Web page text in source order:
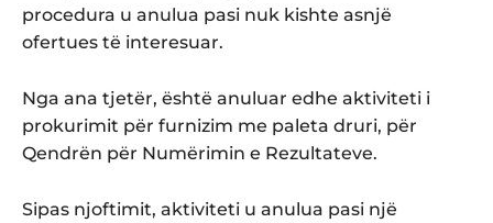
procedura u anulua pasi nuk kishte asnjë
ofertues të interesuar.
Nga ana tjetër, është anuluar edhe aktiviteti i
prokurimit për furnizim me paleta druri, për
Qendrën për Numërimin e Rezultateve.
Sipas njoftimit, aktiviteti u anulua pasi një